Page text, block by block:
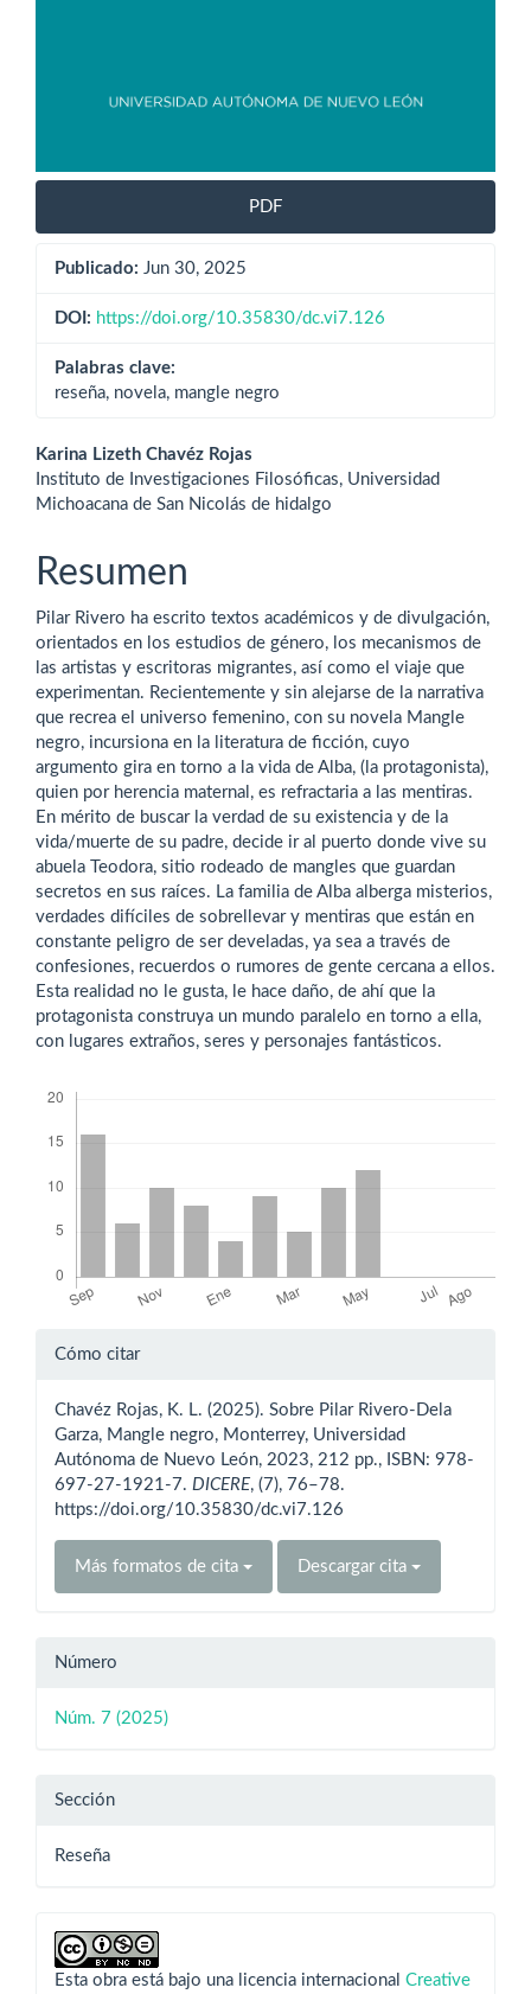
PDF
Publicado: Jun 30, 2025
DOI: https://doi.org/10.35830/dc.vi7.126
Palabras clave:
reseña, novela, mangle negro
Contenido
principal
artículo
Karina Lizeth Chavéz Rojas
Instituto de Investigaciones Filosóficas, Universidad
Michoacana de San Nicolás de hidalgo
Resumen
Pilar Rivero ha escrito textos académicos y de divulgación,
orientados en los estudios de género, los mecanismos de
las artistas y escritoras migrantes, así como el viaje que
experimentan. Recientemente y sin alejarse de la narrativa
que recrea el universo femenino, con su novela Mangle
negro, incursiona en la literatura de ficción, cuyo
argumento gira en torno a la vida de Alba, (la protagonista),
quien por herencia maternal, es refractaria a las mentiras.
En mérito de buscar la verdad de su existencia y de la
vida/muerte de su padre, decide ir al puerto donde vive su
abuela Teodora, sitio rodeado de mangles que guardan
secretos en sus raíces. La familia de Alba alberga misterios,
verdades difíciles de sobrellevar y mentiras que están en
constante peligro de ser develadas, ya sea a través de
confesiones, recuerdos o rumores de gente cercana a ellos.
Esta realidad no le gusta, le hace daño, de ahí que la
protagonista construya un mundo paralelo en torno a ella,
con lugares extraños, seres y personajes fantásticos.
Detalles
artículo
Cómo citar
Chavéz Rojas, K. L. (2025). Sobre Pilar Rivero-Dela
Garza, Mangle negro, Monterrey, Universidad
Autónoma de Nuevo León, 2023, 212 pp., ISBN: 978-
697-27-1921-7. DICERE, (7), 76–78.
https://doi.org/10.35830/dc.vi7.126
Más formatos de cita Descargar cita
Número
Núm. 7 (2025)
Sección
Reseña
Esta obra está bajo una licencia internacional Creative